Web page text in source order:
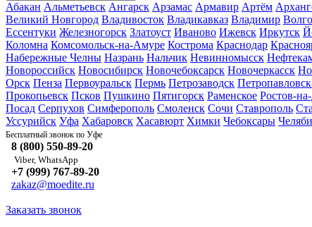
Абакан Альметьевск Ангарск Арзамас Армавир Артём
Великий Новгород Владивосток Владикавказ Владимир
Ессентуки Железногорск Златоуст Иваново Ижевск Иркутск
Коломна Комсомольск-на-Амуре Кострома Краснодар
Набережные Челны Назрань Нальчик Невинномысск
Новороссийск Новосибирск Новочебоксарск Новочеркасск
Орск Пенза Первоуральск Пермь Петрозаводск
Прокопьевск Псков Пушкино Пятигорск Раменское Ростов-
Посад Серпухов Симферополь Смоленск Сочи Ставрополь
Уссурийск Уфа Хабаровск Хасавюрт Химки Чебоксары
Бесплатный звонок по Уфе
8 (800) 550-89-20
Viber, WhatsApp
+7 (999) 767-89-20
zakaz@moedite.ru
Заказать звонок